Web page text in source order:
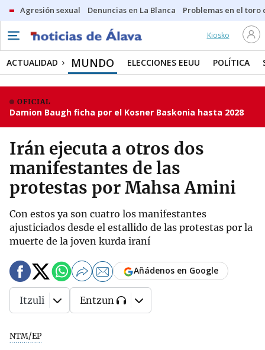
Agresión sexual Denuncias en La Blanca Problemas en el toro
Kiosko
ACTUALIDAD MUNDO ELECCIONES EEUU POLÍTICA
OFICIAL
Damion Baugh ficha por el Kosner Baskonia hasta 2028
Irán ejecuta a otros dos
manifestantes de las
protestas por Mahsa Amini
Con estos ya son cuatro los manifestantes
ajusticiados desde el estallido de las protestas por la
muerte de la joven kurda iraní
NTM/EP
Añádenos en Google
Itzuli Entzun